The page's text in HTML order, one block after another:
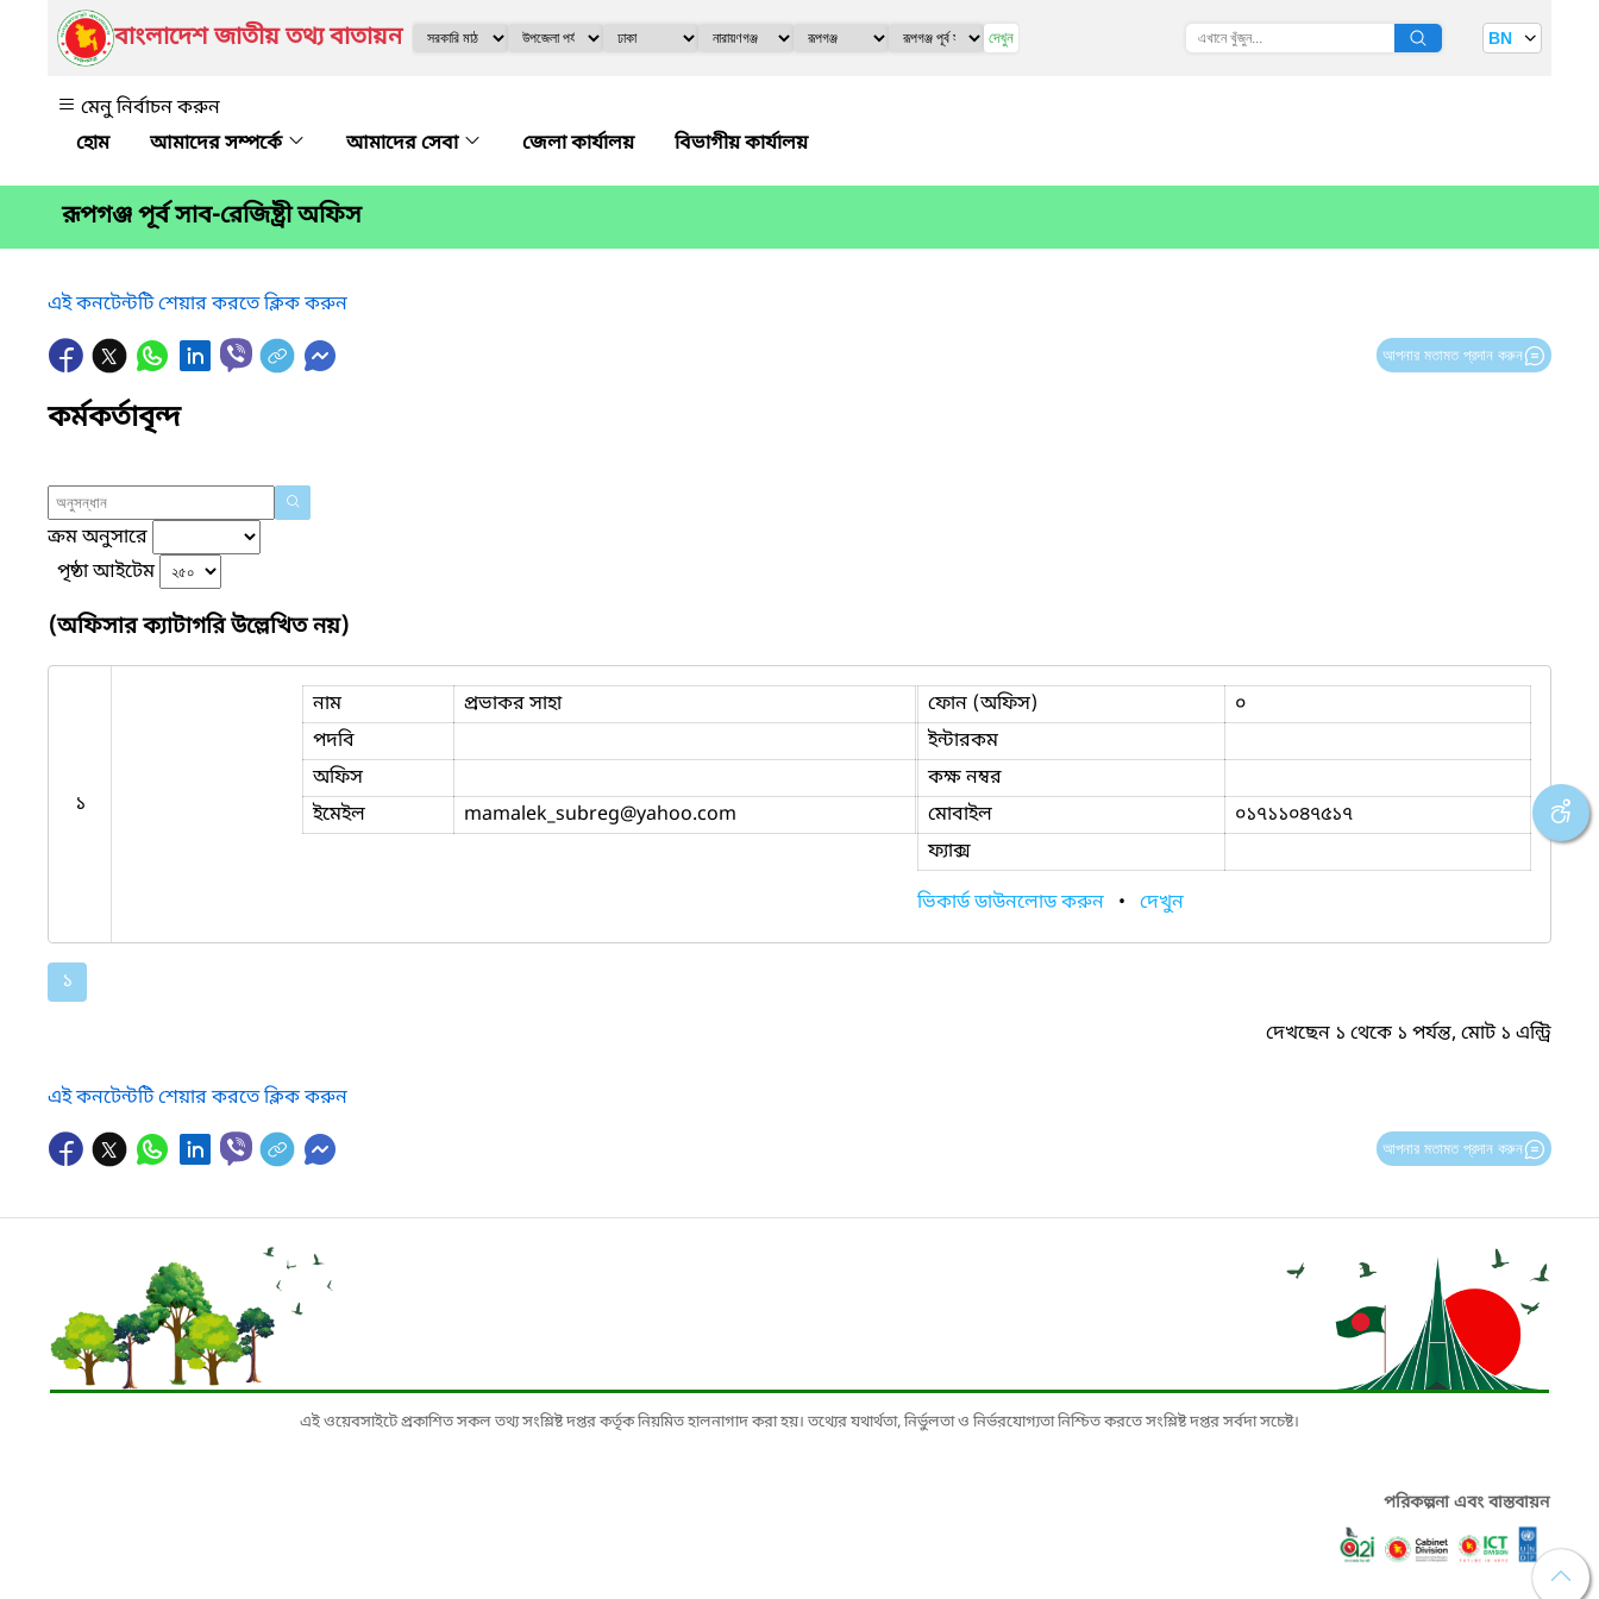
বাংলাদেশ জাতীয় তথ্য বাতায়ন দেখুন BN
মেনু নির্বাচন করুন
আমাদের সম্পর্কে
আমাদের সেবা জেলা কার্যালয় বিভাগীয় কার্যালয়
রূপগঞ্জ পূর্ব সাব-রেজিষ্ট্রী অফিস
এই কনটেন্টটি শেয়ার করতে ক্লিক করুন
আপনার মতামত প্রদান করুন
কর্মকর্তাবৃন্দ
ক্রম অনুসারে
পৃষ্ঠা আইটেম
(অফিসার ক্যাটাগরি উল্লেখিত নয়)
১
নাম
প্রভাকর সাহা
পদবি
অফিস
ইমেইল
mamalek_subreg@yahoo.com
ফোন (অফিস)
০
ইন্টারকম
কক্ষ নম্বর
মোবাইল
০১৭১১০৪৭৫১৭
ফ্যাক্স
ভিকার্ড ডাউনলোড করুন • দেখুন
১
দেখছেন ১ থেকে ১ পর্যন্ত, মোট ১ এন্ট্রি
এই কনটেন্টটি শেয়ার করতে ক্লিক করুন
আপনার মতামত প্রদান করুন
এই ওয়েবসাইটে প্রকাশিত সকল তথ্য সংশ্লিষ্ট দপ্তর কর্তৃক নিয়মিত হালনাগাদ করা হয়। তথ্যের যথার্থতা, নির্ভুলতা ও নির্ভরযোগ্যতা নিশ্চিত করতে সংশ্লিষ্ট দপ্তর সর্বদা সচেষ্ট।
পরিকল্পনা এবং বাস্তবায়ন